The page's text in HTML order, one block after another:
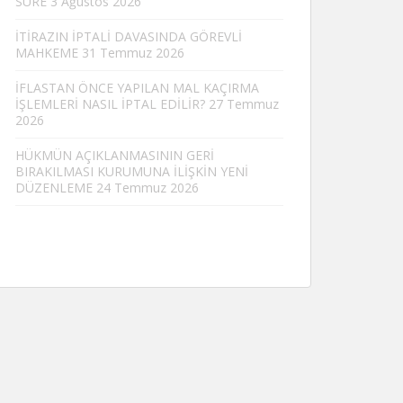
İTİRAZIN İPTALİ DAVASINDA GÖREVLİ
MAHKEME 31 Temmuz 2026
İFLASTAN ÖNCE YAPILAN MAL KAÇIRMA
İŞLEMLERİ NASIL İPTAL EDİLİR? 27 Temmuz
2026
HÜKMÜN AÇIKLANMASININ GERİ
BIRAKILMASI KURUMUNA İLİŞKİN YENİ
DÜZENLEME 24 Temmuz 2026